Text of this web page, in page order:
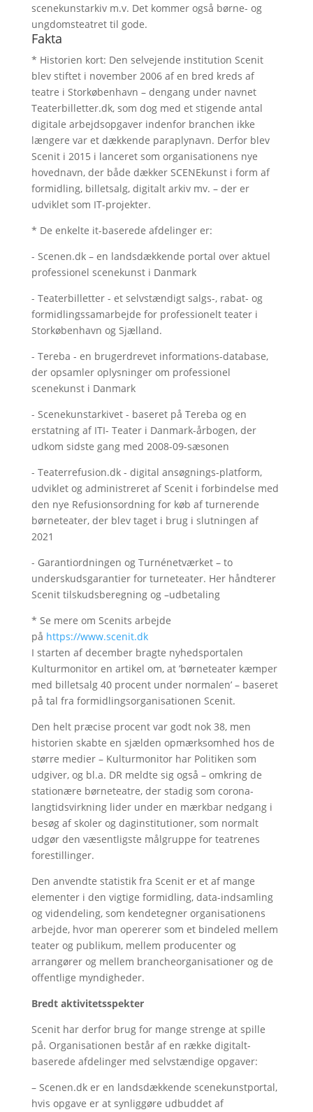
scenekunstarkiv m.v. Det kommer også børne- og
ungdomsteatret til gode.
Fakta
* Historien kort: Den selvejende institution Scenit
blev stiftet i november 2006 af en bred kreds af
teatre i Storkøbenhavn – dengang under navnet
Teaterbilletter.dk, som dog med et stigende antal
digitale arbejdsopgaver indenfor branchen ikke
længere var et dækkende paraplynavn. Derfor blev
Scenit i 2015 i lanceret som organisationens nye
hovednavn, der både dækker SCENEkunst i form af
formidling, billetsalg, digitalt arkiv mv. – der er
udviklet som IT-projekter.
* De enkelte it-baserede afdelinger er:
- Scenen.dk – en landsdækkende portal over aktuel
professionel scenekunst i Danmark
- Teaterbilletter - et selvstændigt salgs-, rabat- og
formidlingssamarbejde for professionelt teater i
Storkøbenhavn og Sjælland.
- Tereba - en brugerdrevet informations-database,
der opsamler oplysninger om professionel
scenekunst i Danmark
- Scenekunstarkivet - baseret på Tereba og en
erstatning af ITI- Teater i Danmark-årbogen, der
udkom sidste gang med 2008-09-sæsonen
- Teaterrefusion.dk - digital ansøgnings-platform,
udviklet og administreret af Scenit i forbindelse med
den nye Refusionsordning for køb af turnerende
børneteater, der blev taget i brug i slutningen af
2021
- Garantiordningen og Turnénetværket – to
underskudsgarantier for turneteater. Her håndterer
Scenit tilskudsberegning og –udbetaling
* Se mere om Scenits arbejde
på https://www.scenit.dk
I starten af december bragte nyhedsportalen
Kulturmonitor en artikel om, at ’børneteater kæmper
med billetsalg 40 procent under normalen’ – baseret
på tal fra formidlingsorganisationen Scenit.
Den helt præcise procent var godt nok 38, men
historien skabte en sjælden opmærksomhed hos de
større medier – Kulturmonitor har Politiken som
udgiver, og bl.a. DR meldte sig også – omkring de
stationære børneteatre, der stadig som corona-
langtidsvirkning lider under en mærkbar nedgang i
besøg af skoler og daginstitutioner, som normalt
udgør den væsentligste målgruppe for teatrenes
forestillinger.
Den anvendte statistik fra Scenit er et af mange
elementer i den vigtige formidling, data-indsamling
og videndeling, som kendetegner organisationens
arbejde, hvor man opererer som et bindeled mellem
teater og publikum, mellem producenter og
arrangører og mellem brancheorganisationer og de
offentlige myndigheder.
Bredt aktivitetsspekter
Scenit har derfor brug for mange strenge at spille
på. Organisationen består af en række digitalt-
baserede afdelinger med selvstændige opgaver:
– Scenen.dk er en landsdækkende scenekunstportal,
hvis opgave er at synliggøre udbuddet af